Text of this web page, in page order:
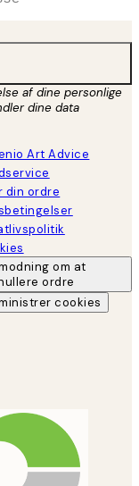
af dine personlige
dine data
Art Advice
din ordre
om at
ordre
cookies